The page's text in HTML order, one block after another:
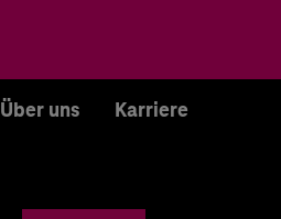
Über uns Karriere